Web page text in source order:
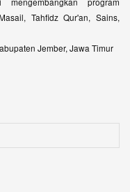
Tahfidz Qur'an, Sains,
Jember, Jawa Timur